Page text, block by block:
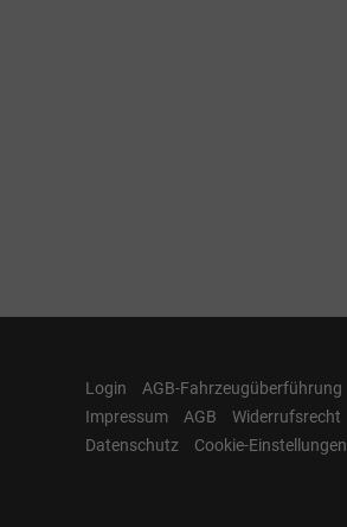
Login
AGB-Fahrzeugüberführung
Impressum
AGB
Widerrufsrecht
Datenschutz
Cookie-Einstellungen